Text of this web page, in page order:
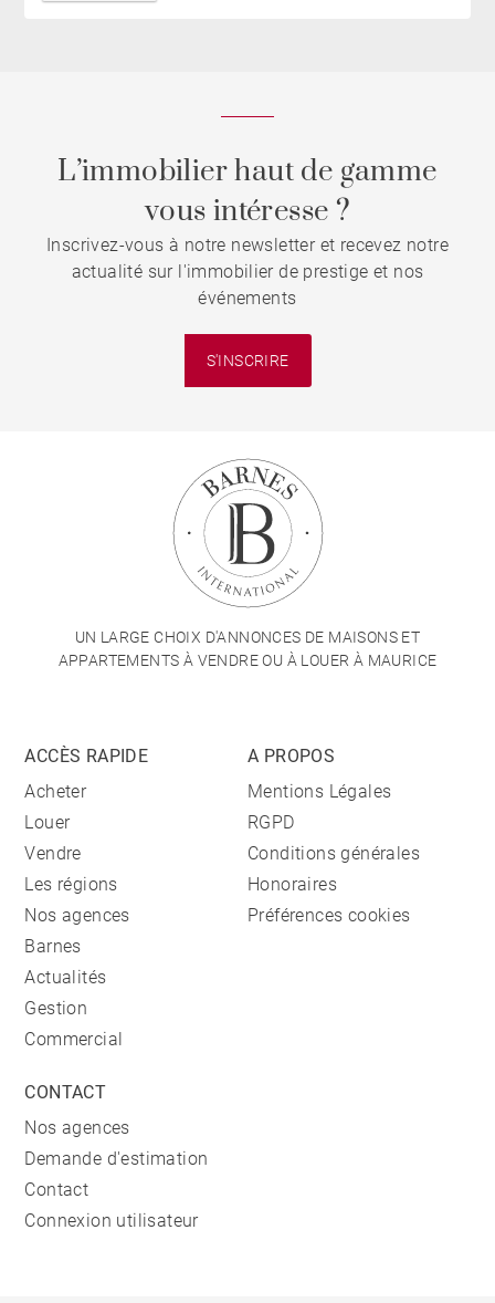
L’immobilier haut de gamme
vous intéresse ?
Inscrivez-vous à notre newsletter et recevez notre
actualité sur l'immobilier de prestige et nos
événements
S'INSCRIRE
UN LARGE CHOIX D'ANNONCES DE MAISONS ET
APPARTEMENTS À VENDRE OU À LOUER À MAURICE
ACCÈS RAPIDE
Acheter
Louer
Vendre
Les régions
Nos agences
Barnes
Actualités
Gestion
Commercial
A PROPOS
Mentions Légales
RGPD
Conditions générales
Honoraires
Préférences cookies
CONTACT
Nos agences
Demande d'estimation
Contact
Connexion utilisateur